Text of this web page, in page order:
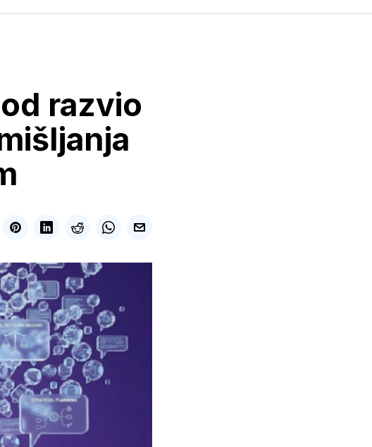
razvio